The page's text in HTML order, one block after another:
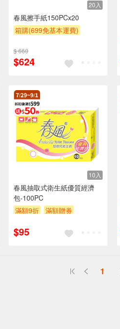
20入
春風擦手紙150PCx20
箱購(699免基本運費)
$ 660
$624
10入
春風抽取式衛生紙優質經濟
包-100PC
滿額9折
滿額贈券
$95
1